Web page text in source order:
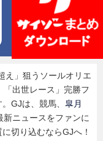
え」狙うソールオリエ
「出世レース」完勝フ
GJは、競馬、 皐月
新ニュースをファンに
切り込むならGJへ！